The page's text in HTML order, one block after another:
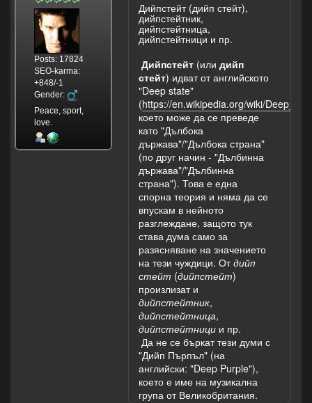
Posts: 17824
SEO-karma:
+848/-1
Gender:
Peace, sport,
love.
Дийпстейт (дийп стейт),
дийпстейтник,
дийпстейтница,
дийпстейтници и пр.
Дийпстейт (или дийп
стейт) идват от английското
"Deep state"
(https://en.wikipedia.org/wiki/
което може да се преведе
като "Дълбока
държава"/"Дълбока страна"
(по друг начин - "Дълбинна
държава"/"Дълбинна
страна"). Това е една
спорна теория и няма да се
впускам в нейното
разглеждане, защото тук
става дума само за
разясняване на значението
на тези чуждици. Отдийп
стейт (дийпстейт)
произлизат и
дийпстейтник,
дийпстейтница,
дийпстейтници и пр.
Да не се бъркат тези думи с
"Дийп Пърпъл" (на
английски: "Deep Purple"),
което е име на музикална
група от Великобритания.